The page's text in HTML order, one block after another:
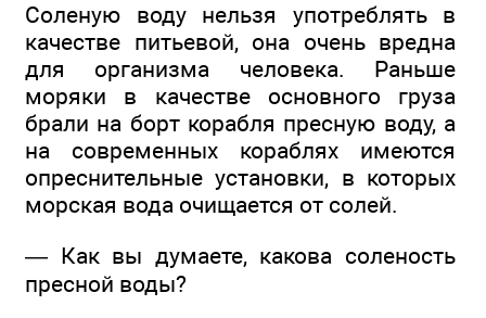
Соленую воду нельзя употреблять в
качестве питьевой, она очень вредна
для организма человека. Раньше
моряки в качестве основного груза
брали на борт корабля пресную воду, а
на современных кораблях имеются
опреснительные установки, в которых
морская вода очищается от солей.
— Как вы думаете, какова соленость
пресной воды?